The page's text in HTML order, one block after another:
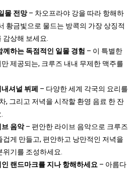
몰 전망– 차오프라야 강을 따라 항해하
황금빛으로 물드는 방콕의 가장 상징적
상해 보세요.
께하는 독점적인 일몰 경험 – 이 특별한
제공되는, 크루즈 내내 무제한 맥주를
셔널 뷔페 – 다양한 세계 각국의 요리를
, 그리고 저녁을 시작할 환영 음료 한 잔
음악– 편안한 라이브 음악으로 크루즈
겁게 만들고, 편안하고 낭만적인 저녁을
위기를 조성하세요.
랜드마크를 지나 항해하세요 – 아름다